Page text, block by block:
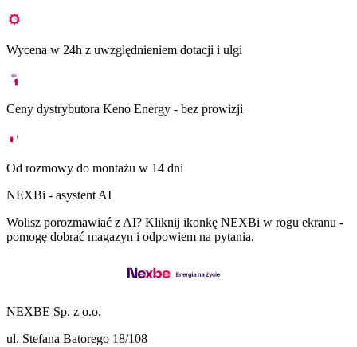
Wycena w 24h z uwzględnieniem dotacji i ulgi
Ceny dystrybutora Keno Energy - bez prowizji
Od rozmowy do montażu w 14 dni
NEXBi - asystent AI
Wolisz porozmawiać z AI? Kliknij ikonkę NEXBi w rogu ekranu -
pomogę dobrać magazyn i odpowiem na pytania.
NEXBE Sp. z o.o.
ul. Stefana Batorego 18/108